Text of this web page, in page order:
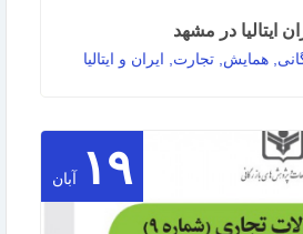
ایتالیا در مشهد
همایش, تجارت, ایران و ایتالیا
ایتالیا در مشهد به گزارش روابط
بازرگانی: نمایندگی خراسان …
۱۹ آبان